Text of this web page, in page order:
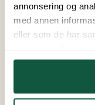
annonsering og
med annen
eller som de har
Charge